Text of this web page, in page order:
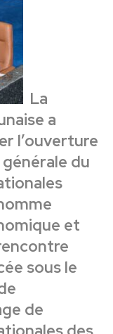
La
a
l’ouverture
générale du
et
sous le
de